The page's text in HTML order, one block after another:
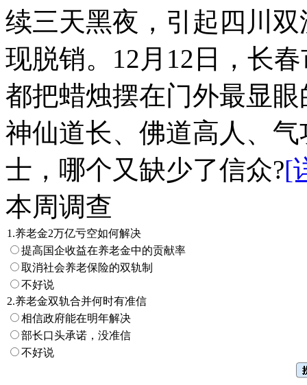
续三天黑夜，引起四川
现脱销。12月12日，长
都把蜡烛摆在门外最显
神仙道长、佛道高人、
士，哪个又缺少了信众?[
本周调查
1.养老金2万亿亏空如何解决
提高国企收益在养老金中的贡献率
取消社会养老保险的双轨制
不好说
2.养老金双轨合并何时有准信
相信政府能在明年解决
部长口头承诺，没准信
不好说